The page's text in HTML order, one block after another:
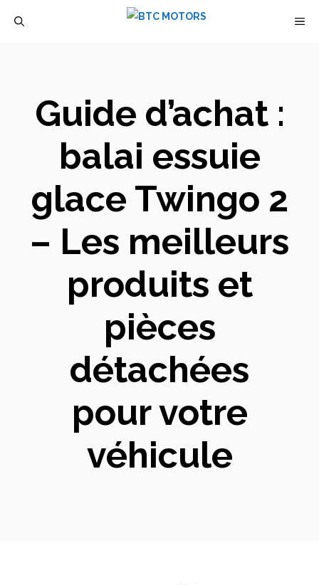
Guide d’achat :
balai essuie
glace Twingo 2
– Les meilleurs
produits et
pièces
détachées
pour votre
véhicule